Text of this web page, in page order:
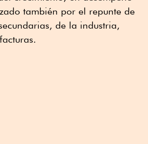
también por el repunte de
de la industria,